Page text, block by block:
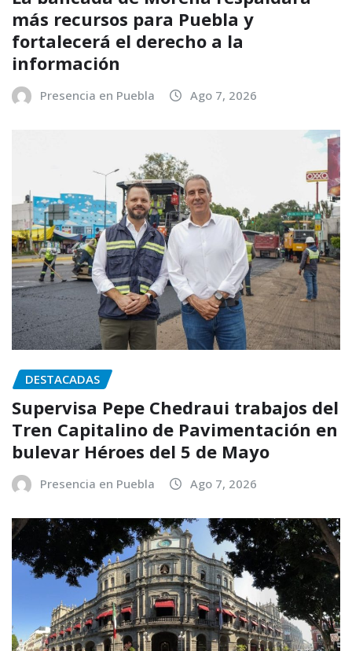
más recursos para Puebla y
fortalecerá el derecho a la
información
Presencia en Puebla Ago 7, 2026
DESTACADAS
Supervisa Pepe Chedraui trabajos del
Tren Capitalino de Pavimentación en
bulevar Héroes del 5 de Mayo
Presencia en Puebla Ago 7, 2026